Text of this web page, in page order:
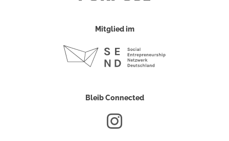
Mitglied im
Bleib Connected